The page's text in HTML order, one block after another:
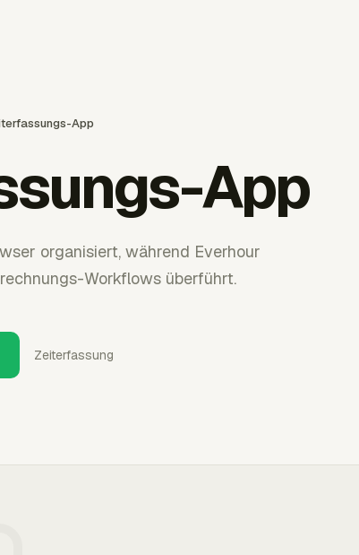
App
App
organisiert, während Everhour
Workflows überführt.
Zeiterfassung